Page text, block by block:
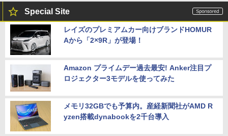
Special Site
レイズのプレミアムカー向けブランドHOMUR
Aから「2×9R」が登場！
Amazon プライムデー過去最安! Anker注目プ
ロジェクター3モデルを使ってみた
メモリ32GBでも予算内。産経新聞社がAMD R
yzen搭載dynabookを2千台導入